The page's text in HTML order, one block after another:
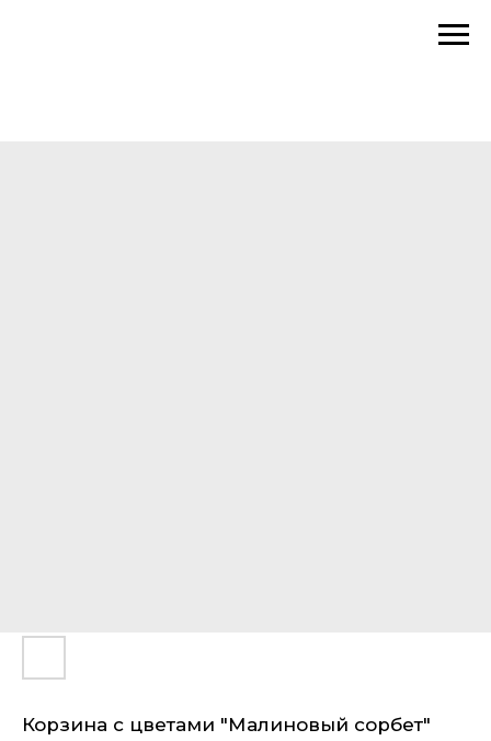
Корзина с цветами "Малиновый сорбет"